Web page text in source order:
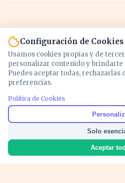
Noticias y análisis de
inversión y política.
para entender lo que
país.
Configuración de Cookies
Usamos cookies propias y de
personalizar contenido y
Puedes aceptar todas, rechazarlas
preferencias.
Política de Cookies
Solo
Aceptar